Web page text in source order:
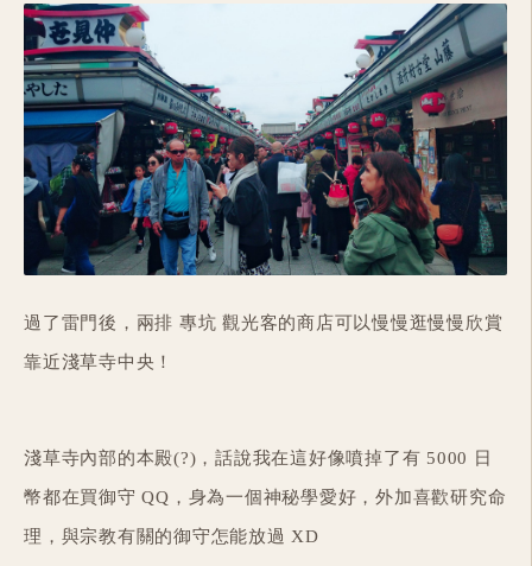
過了雷門後，兩排 專坑 觀光客的商店可以慢慢逛慢慢欣賞
靠近淺草寺中央！
淺草寺內部的本殿(?)，話說我在這好像噴掉了有 5000 日
幣都在買御守 QQ，身為一個神秘學愛好，外加喜歡研究命
理，與宗教有關的御守怎能放過 XD